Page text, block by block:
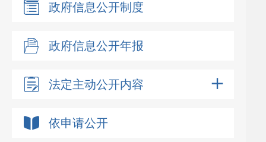
政府信息公开制度
政府信息公开年报
法定主动公开内容
依申请公开